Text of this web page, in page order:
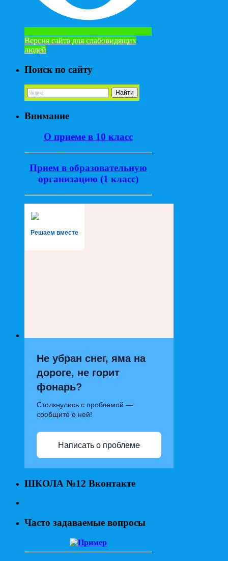
Версия сайта для слабовидящих
людей
Поиск по сайту
Внимание
О приеме в 10 класс
Прием в образовательную
организацию (1 класс)
Решаем вместе
Не убран снег, яма на
дороге, не горит
фонарь?
Столкнулись с проблемой —
сообщите о ней!
Написать о проблеме
ШКОЛА №12 Вконтакте
Часто задаваемые вопросы